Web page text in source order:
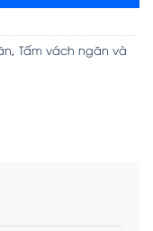
, Tấm vách ngăn và